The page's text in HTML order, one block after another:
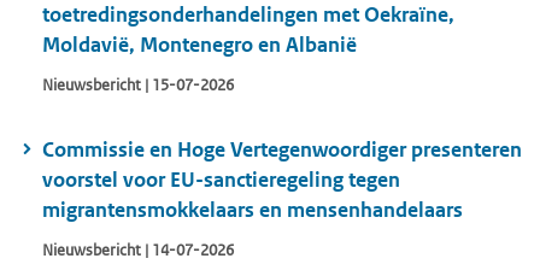
toetredingsonderhandelingen met Oekraïne,
Moldavië, Montenegro en Albanië
Nieuwsbericht | 15-07-2026
Commissie en Hoge Vertegenwoordiger presenteren
voorstel voor EU-sanctieregeling tegen
migrantensmokkelaars en mensenhandelaars
Nieuwsbericht | 14-07-2026